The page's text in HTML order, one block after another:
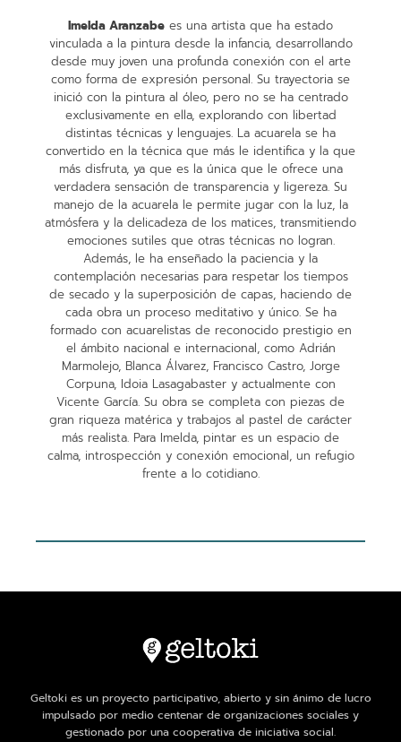
Imelda Aranzabe es una artista que ha estado
vinculada a la pintura desde la infancia, desarrollando
desde muy joven una profunda conexión con el arte
como forma de expresión personal. Su trayectoria se
inició con la pintura al óleo, pero no se ha centrado
exclusivamente en ella, explorando con libertad
distintas técnicas y lenguajes. La acuarela se ha
convertido en la técnica que más le identifica y la que
más disfruta, ya que es la única que le ofrece una
verdadera sensación de transparencia y ligereza. Su
manejo de la acuarela le permite jugar con la luz, la
atmósfera y la delicadeza de los matices, transmitiendo
emociones sutiles que otras técnicas no logran.
Además, le ha enseñado la paciencia y la
contemplación necesarias para respetar los tiempos
de secado y la superposición de capas, haciendo de
cada obra un proceso meditativo y único. Se ha
formado con acuarelistas de reconocido prestigio en
el ámbito nacional e internacional, como Adrián
Marmolejo, Blanca Álvarez, Francisco Castro, Jorge
Corpuna, Idoia Lasagabaster y actualmente con
Vicente García. Su obra se completa con piezas de
gran riqueza matérica y trabajos al pastel de carácter
más realista. Para Imelda, pintar es un espacio de
calma, introspección y conexión emocional, un refugio
frente a lo cotidiano.
Geltoki es un proyecto participativo, abierto y sin ánimo de lucro
impulsado por medio centenar de organizaciones sociales y
gestionado por una cooperativa de iniciativa social.